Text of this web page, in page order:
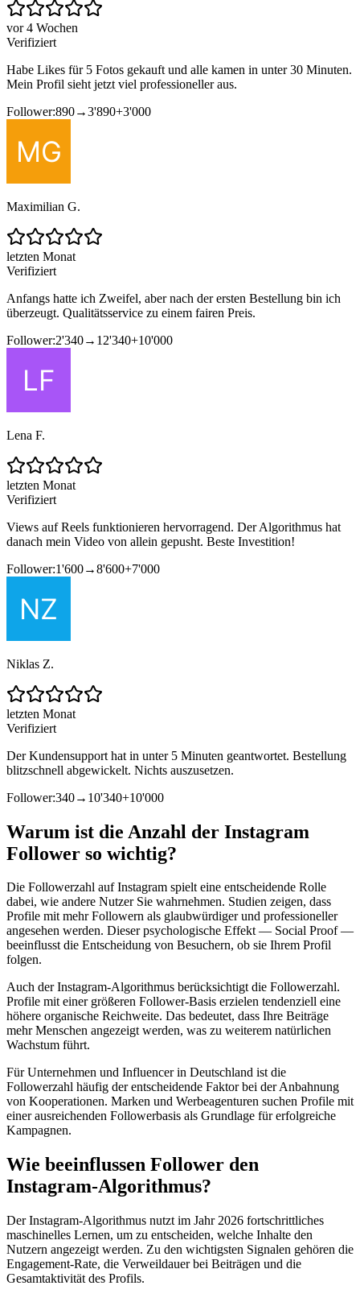
vor 4 Wochen
Verifiziert
Habe Likes für 5 Fotos gekauft und alle kamen in unter 30 Minuten.
Mein Profil sieht jetzt viel professioneller aus.
Follower:890→3'890+3'000
Maximilian G.
letzten Monat
Verifiziert
Anfangs hatte ich Zweifel, aber nach der ersten Bestellung bin ich
überzeugt. Qualitätsservice zu einem fairen Preis.
Follower:2'340→ 12'340+10'000
Lena F.
letzten Monat
Verifiziert
Views auf Reels funktionieren hervorragend. Der Algorithmus hat
danach mein Video von allein gepusht. Beste Investition!
Follower:1'600→8'600+7'000
Niklas Z.
letzten Monat
Verifiziert
Der Kundensupport hat in unter 5 Minuten geantwortet. Bestellung
blitzschnell abgewickelt. Nichts auszusetzen.
Follower:340→ 10'340+10'000
Warum ist die Anzahl der Instagram
Follower so wichtig?
Die Followerzahl auf Instagram spielt eine entscheidende Rolle
dabei, wie andere Nutzer Sie wahrnehmen. Studien zeigen, dass
Profile mit mehr Followern als glaubwürdiger und professioneller
angesehen werden. Dieser psychologische Effekt — Social Proof —
beeinflusst die Entscheidung von Besuchern, ob sie Ihrem Profil
folgen.
Auch der Instagram-Algorithmus berücksichtigt die Followerzahl.
Profile mit einer größeren Follower-Basis erzielen tendenziell eine
höhere organische Reichweite. Das bedeutet, dass Ihre Beiträge
mehr Menschen angezeigt werden, was zu weiterem natürlichen
Wachstum führt.
Für Unternehmen und Influencer in Deutschland ist die
Followerzahl häufig der entscheidende Faktor bei der Anbahnung
von Kooperationen. Marken und Werbeagenturen suchen Profile mit
einer ausreichenden Followerbasis als Grundlage für erfolgreiche
Kampagnen.
Wie beeinflussen Follower den
Instagram-Algorithmus?
Der Instagram-Algorithmus nutzt im Jahr 2026 fortschrittliches
maschinelles Lernen, um zu entscheiden, welche Inhalte den
Nutzern angezeigt werden. Zu den wichtigsten Signalen gehören die
Engagement-Rate, die Verweildauer bei Beiträgen und die
Gesamtaktivität des Profils.